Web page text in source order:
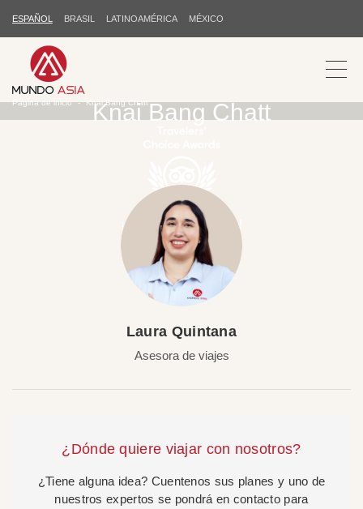
ESPAÑOL BRASIL LATINOAMÉRICA MÉXICO
Knai Bang Chatt
Página de inicio Knai Bang Chatt
¡Gracias por su apoyo!
Laura Quintana
Asesora de viajes
¿Dónde quiere viajar con nosotros?
¿Tiene alguna idea? Cuentenos sus planes y uno de
nuestros expertos se pondrá en contacto para